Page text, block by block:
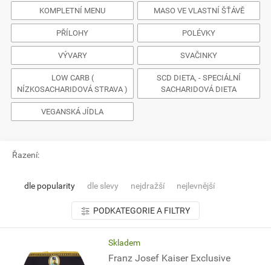
KOMPLETNÍ MENU MASO VE VLASTNÍ ŠŤÁVĚ
PŘÍLOHY POLÉVKY
VÝVARY SVAČINKY
LOW CARB (
NÍZKOSACHARIDOVÁ STRAVA )
SCD DIETA, - SPECIÁLNÍ
SACHARIDOVÁ DIETA
VEGANSKÁ JÍDLA
Řazení:
dle popularity dle slevy nejdražší nejlevnější
PODKATEGORIE A FILTRY
Skladem
Franz Josef Kaiser Exclusive